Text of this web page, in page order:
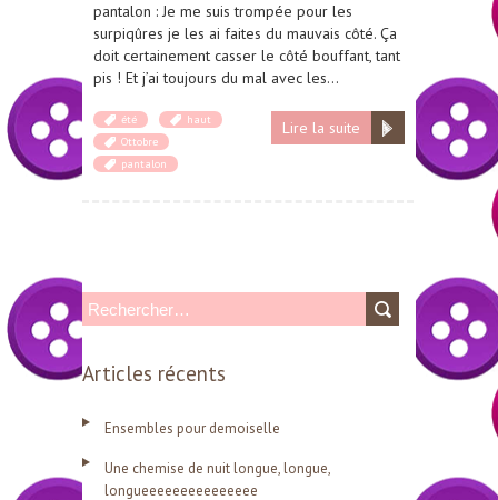
pantalon : Je me suis trompée pour les
surpiqûres je les ai faites du mauvais côté. Ça
doit certainement casser le côté bouffant, tant
pis ! Et j’ai toujours du mal avec les…
Lire la suite
été
haut
Ottobre
pantalon
e
cArticles récents
Ensembles pour demoiselle
Une chemise de nuit longue, longue,
longueeeeeeeeeeeeeee